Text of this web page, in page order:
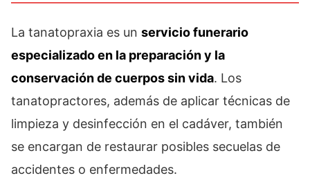
La tanatopraxia es un servicio funerario
especializado en la preparación y la
conservación de cuerpos sin vida. Los
tanatopractores, además de aplicar técnicas de
limpieza y desinfección en el cadáver, también
se encargan de restaurar posibles secuelas de
accidentes o enfermedades.